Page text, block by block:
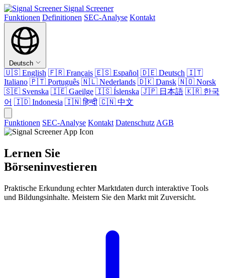
Signal Screener
Funktionen Definitionen SEC-Analyse Kontakt
Deutsch
🇺🇸 English 🇫🇷 Français 🇪🇸 Español 🇩🇪 Deutsch 🇮🇹
Italiano 🇵🇹 Português 🇳🇱 Nederlands 🇩🇰 Dansk 🇳🇴 Norsk
🇸🇪 Svenska 🇮🇪 Gaeilge 🇮🇸 Íslenska 🇯🇵 日本語 🇰🇷 한국
어 🇮🇩 Indonesia 🇮🇳हिन्दी 🇨🇳 中文
Funktionen SEC-Analyse Kontakt Datenschutz AGB
Lernen Sie
Börseninvestieren
Praktische Erkundung echter Marktdaten durch interaktive Tools
und Bildungsinhalte. Meistern Sie den Markt mit Zuversicht.